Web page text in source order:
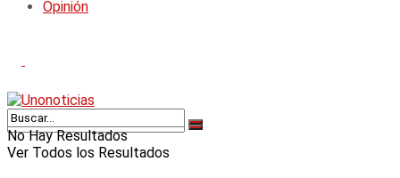
Opinión
No Hay Resultados
Ver Todos los Resultados